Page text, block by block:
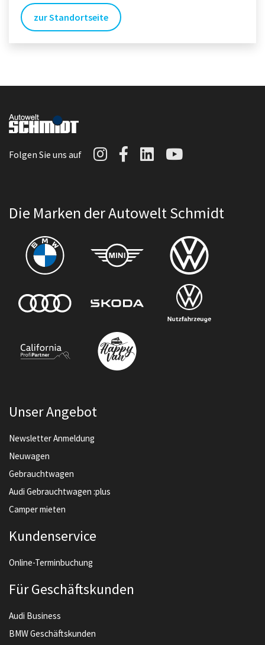
zur Standortseite
Folgen Sie uns auf Autowelt Schmidt auf
Autowelt Schmidt
AutoweltAutowelt
Die Marken der Autowelt Schmidt
Unser Angebot
Newsletter Anmeldung
Neuwagen
Gebrauchtwagen
Audi Gebrauchtwagen :plus
Camper mieten
Kundenservice
Online-Terminbuchung
Für Geschäftskunden
Audi Business
BMW Geschäftskunden